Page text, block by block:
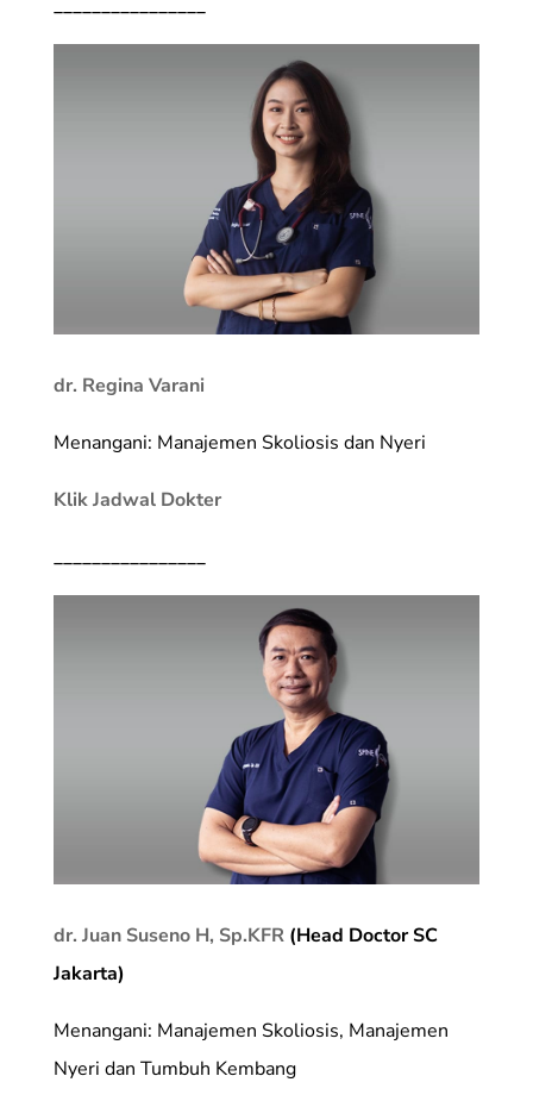
________________
dr. Regina Varani
Menangani: Manajemen Skoliosis dan Nyeri
Klik Jadwal Dokter
________________
dr. Juan Suseno H, Sp.KFR(Head Doctor SC
Jakarta)
Menangani: Manajemen Skoliosis, Manajemen
Nyeri dan Tumbuh Kembang